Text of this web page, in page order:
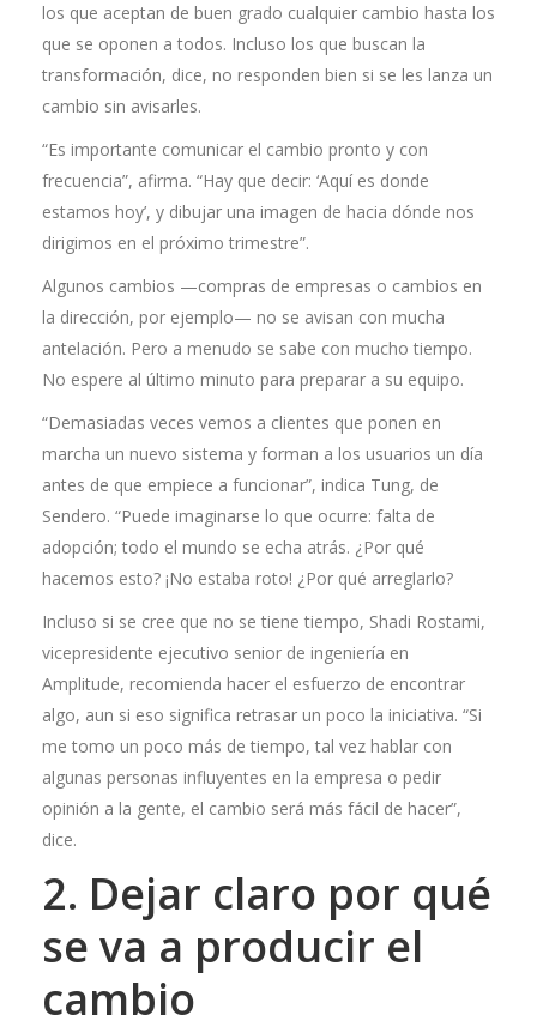
los que aceptan de buen grado cualquier cambio hasta los
que se oponen a todos. Incluso los que buscan la
transformación, dice, no responden bien si se les lanza un
cambio sin avisarles.
“Es importante comunicar el cambio pronto y con
frecuencia”, afirma. “Hay que decir: ‘Aquí es donde
estamos hoy’, y dibujar una imagen de hacia dónde nos
dirigimos en el próximo trimestre”.
Algunos cambios —compras de empresas o cambios en
la dirección, por ejemplo— no se avisan con mucha
antelación. Pero a menudo se sabe con mucho tiempo.
No espere al último minuto para preparar a su equipo.
“Demasiadas veces vemos a clientes que ponen en
marcha un nuevo sistema y forman a los usuarios un día
antes de que empiece a funcionar”, indica Tung, de
Sendero. “Puede imaginarse lo que ocurre: falta de
adopción; todo el mundo se echa atrás. ¿Por qué
hacemos esto? ¡No estaba roto! ¿Por qué arreglarlo?
Incluso si se cree que no se tiene tiempo, Shadi Rostami,
vicepresidente ejecutivo senior de ingeniería en
Amplitude, recomienda hacer el esfuerzo de encontrar
algo, aun si eso significa retrasar un poco la iniciativa. “Si
me tomo un poco más de tiempo, tal vez hablar con
algunas personas influyentes en la empresa o pedir
opinión a la gente, el cambio será más fácil de hacer”,
dice.
2. Dejar claro por qué
se va a producir el
cambio